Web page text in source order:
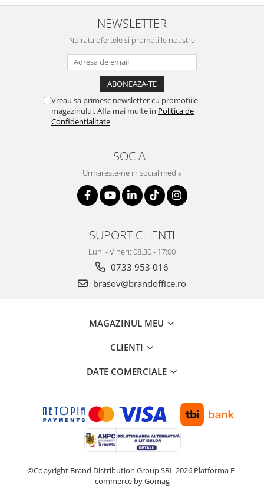
NEWSLETTER
Nu rata ofertele si promotiile noastre
Vreau sa primesc newsletter cu promotiile
magazinului. Afla mai multe in Politica de
Confidentialitate
SOCIAL
Urmareste-ne in social media
SUPORT CLIENTI
Luni - Vineri: 08.30 - 17:00
0733 953 016
brasov@brandoffice.ro
MAGAZINUL MEU
CLIENTI
DATE COMERCIALE
©Copyright Brand Distribution Group SRL 2026 Platforma E-
commerce by Gomag